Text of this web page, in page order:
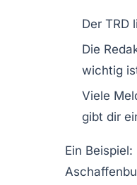
Der TRD
Die
wichtig
Viele
gibt dir
Ein